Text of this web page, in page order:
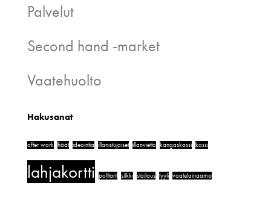
Palvelut
Second hand -market
Vaatehuolto
Hakusanat
after work häät ideointia illanistujaiset illanvietto kangaskassi kassi
lahjakortti polttarit silkki stailaus tyyli vaatelainaamo